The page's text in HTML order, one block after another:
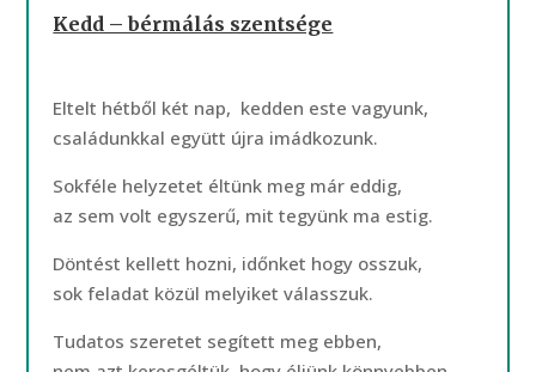
Kedd – bérmálás szentsége
Eltelt hétből két nap, kedden este vagyunk,
családunkkal együtt újra imádkozunk.
Sokféle helyzetet éltünk meg már eddig,
az sem volt egyszerű, mit tegyünk ma estig.
Döntést kellett hozni, időnket hogy osszuk,
sok feladat közül melyiket válasszuk.
Tudatos szeretet segített meg ebben,